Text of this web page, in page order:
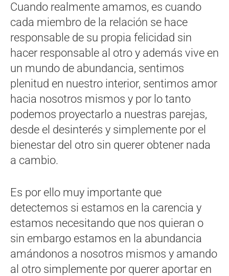
Cuando realmente amamos, es cuando
cada miembro de la relación se hace
responsable de su propia felicidad sin
hacer responsable al otro y además vive en
un mundo de abundancia, sentimos
plenitud en nuestro interior, sentimos amor
hacia nosotros mismos y por lo tanto
podemos proyectarlo a nuestras parejas,
desde el desinterés y simplemente por el
bienestar del otro sin querer obtener nada
a cambio.
Es por ello muy importante que
detectemos si estamos en la carencia y
estamos necesitando que nos quieran o
sin embargo estamos en la abundancia
amándonos a nosotros mismos y amando
al otro simplemente por querer aportar en